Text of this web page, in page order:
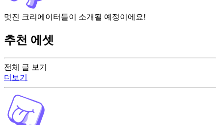
전체 글 보기
더보기
멋진 크리에이터들이 소개될 예정이에요!
추천 에셋